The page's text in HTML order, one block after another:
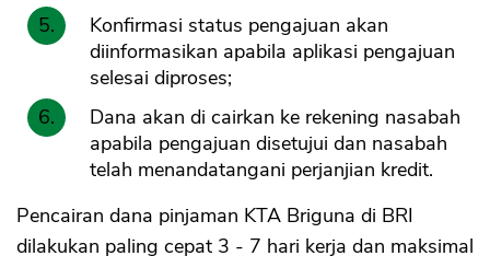
Konfirmasi status pengajuan akan
diinformasikan apabila aplikasi pengajuan
selesai diproses;
Dana akan di cairkan ke rekening nasabah
apabila pengajuan disetujui dan nasabah
telah menandatangani perjanjian kredit.
Pencairan dana pinjaman KTA Briguna di BRI
dilakukan paling cepat 3 - 7 hari kerja dan maksimal